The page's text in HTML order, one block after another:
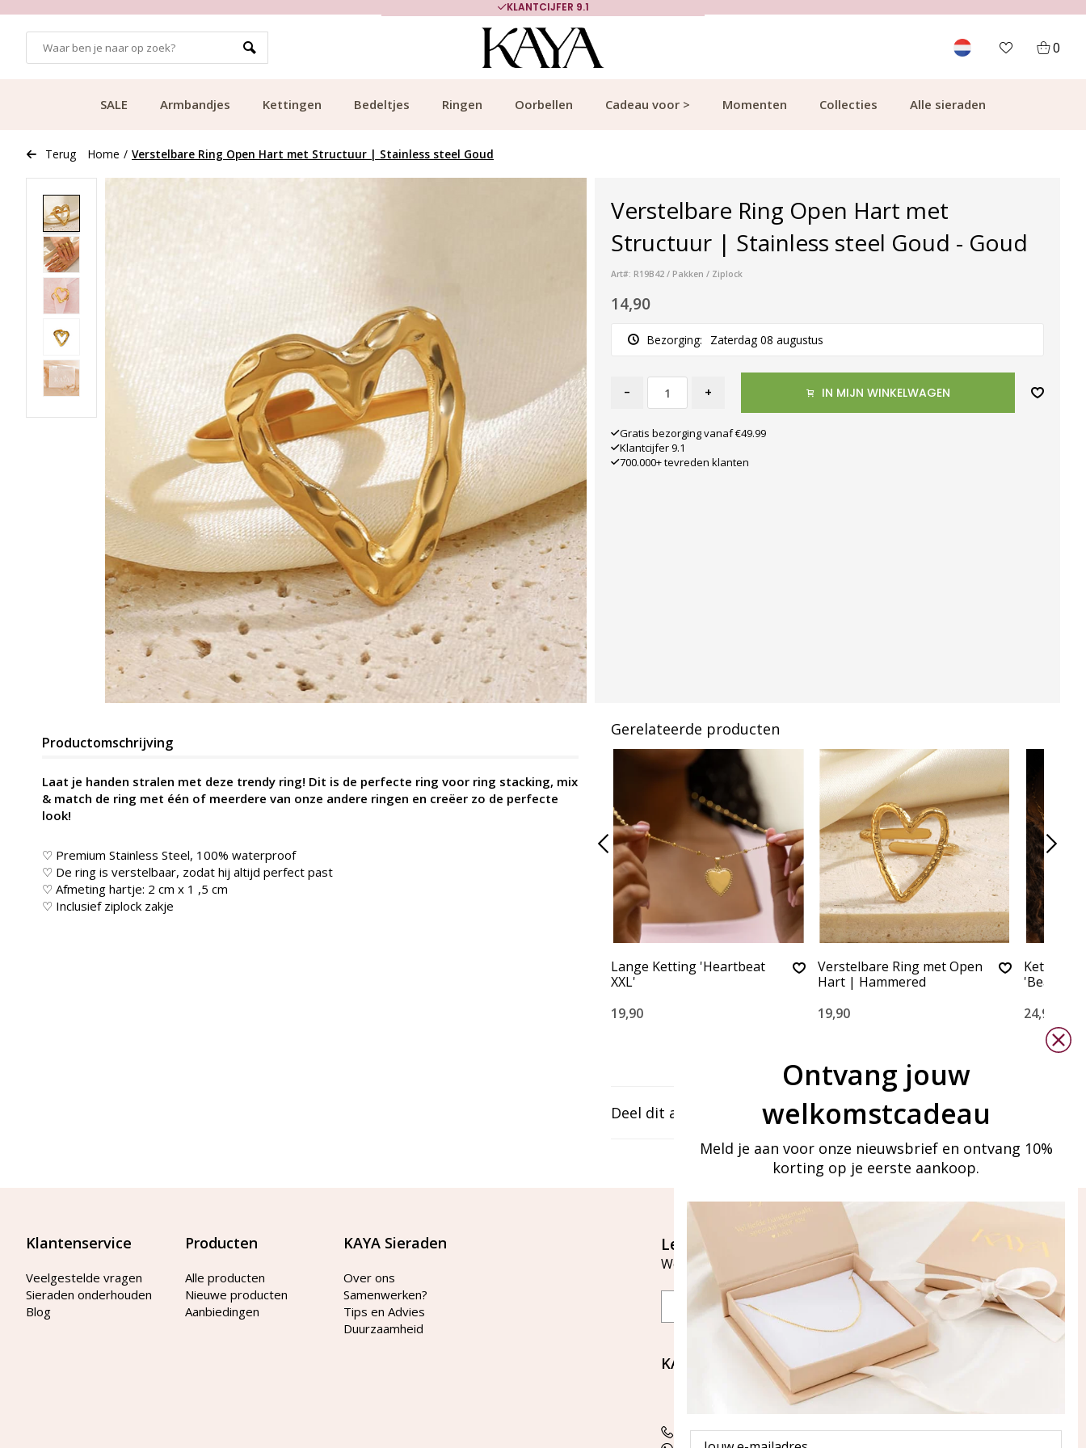
KLANTCIJFER 9.1
0
SALE Armbandjes Kettingen Bedeltjes Ringen Oorbellen Cadeau voor > Momenten Collecties Alle sieraden
Terug Home / Verstelbare Ring Open Hart met Structuur | Stainless steel Goud
Verstelbare Ring Open Hart met
Structuur | Stainless steel Goud - Goud
Art#: R19B42 / Pakken / Ziplock
14,90
Bezorging: Zaterdag 08 augustus
- + IN MIJN WINKELWAGEN
Gratis bezorging vanaf €49.99
Klantcijfer 9.1
700.000+ tevreden klanten
Productomschrijving
Laat je handen stralen met deze trendy ring! Dit is de perfecte ring voor ring stacking, mix
& match de ring met één of meerdere van onze andere ringen en creëer zo de perfecte
look!
♡ Premium Stainless Steel, 100% waterproof
♡ De ring is verstelbaar, zodat hij altijd perfect past
♡ Afmeting hartje: 2 cm x 1 ,5 cm
♡ Inclusief ziplock zakje
Gerelateerde producten
Lange Ketting 'Heartbeat
XXL'
19,90
Verstelbare Ring met Open
Hart | Hammered
19,90
Ketting
'Beaded
24,90
Deel dit artikel
Klantenservice
Veelgestelde vragen
Sieraden onderhouden
Blog
Producten
Alle producten
Nieuwe producten
Aanbiedingen
KAYA Sieraden
Over ons
Samenwerken?
Tips en Advies
Duurzaamheid
Let's stay in touch
Word lid van onze mailinglijst
KAYA Sieraden
Bellen of WhatsApp Ma-Vr
tussen 09:00-17:00
Tel: 085 000 31 87
Ontvang jouw
welkomstcadeau
Meld je aan voor onze nieuwsbrief en ontvang 10%
korting op je eerste aankoop.
Email